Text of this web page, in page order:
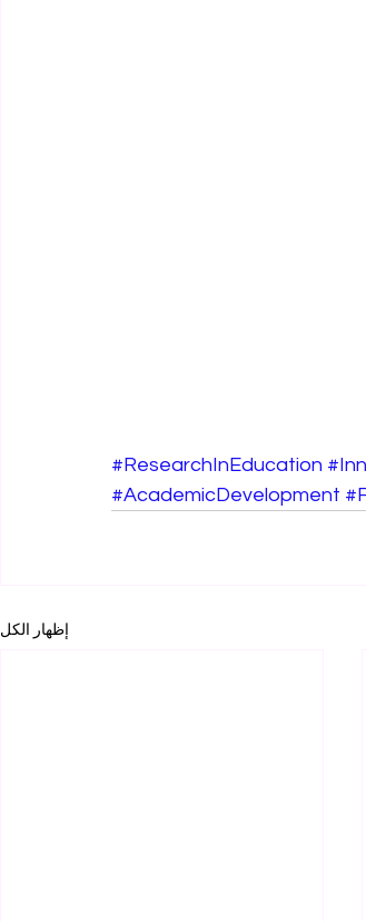
#ResearchInEducation
#AcademicDevelopment
إظهار الكل